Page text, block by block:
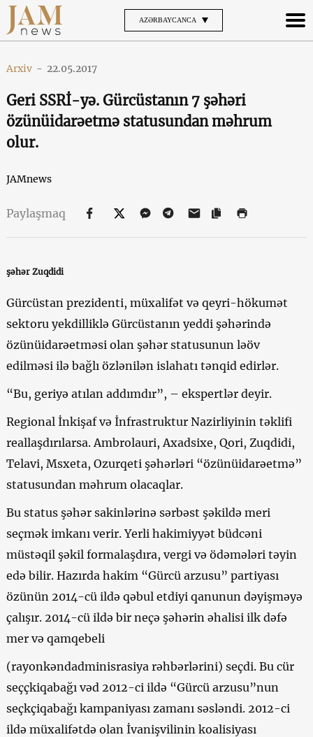
AZƏRBAYCANCA
Arxiv - 22.05.2017
Geri SSRİ-yə. Gürcüstanın 7 şəhəri
özünüidarəetmə statusundan məhrum
olur.
JAMnews
Paylaşmaq
şəhər Zuqdidi
Gürcüstan prezidenti, müxalifət və qeyri-hökumət
sektoru yekdilliklə Gürcüstanın yeddi şəhərində
özünüidarəetməsi olan şəhər statusunun ləöv
edilməsi ilə bağlı özlənilən islahatı tənqid edirlər.
“Bu, geriyə atılan addımdır”, – ekspertlər deyir.
Regional İnkişaf və İnfrastruktur Nazirliyinin təklifi
reallaşdırılarsa. Ambrolauri, Axadsixe, Qori, Zuqdidi,
Telavi, Msxeta, Ozurqeti şəhərləri “özünüidarəetmə”
statusundan məhrum olacaqlar.
Bu status şəhər sakinlərinə sərbəst şəkildə meri
seçmək imkanı verir. Yerli hakimiyyət büdcəni
müstəqil şəkil formalaşdıra, vergi və ödəmələri təyin
edə bilir. Hazırda hakim “Gürcü arzusu” partiyası
özünün 2014-cü ildə qəbul etdiyi qanunun dəyişməyə
çalışır. 2014-cü ildə bir neçə şəhərin əhalisi ilk dəfə
mer və qamqebeli
(rayonkəndadminisrasiya rəhbərlərini) seçdi. Bu cür
seççkiqabağı vəd 2012-ci ildə “Gürcü arzusu”nun
seçkçiqabağı kampaniyası zamanı səsləndi. 2012-ci
ildə müxalifətdə olan İvanişvilinin koalisiyası